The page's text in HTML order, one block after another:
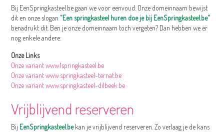
Bij EenSpringkasteel.be gaan we voor eenvoud. Onze domeinnaam bewijst
dit en onze slogan "Een springkasteel huren doe je bij EenSpringkasteel.be"
benadrukt dit. Ben je onze domeinnaam toch vergeten? Dan hebben we er
nog enkele andere:
Onze Links
Onze variant www.1springkasteel.be
Onze variant www.springkasteel-ternat.be
Onze variant www.springkasteel-dilbeek.be
Vrijblijvend reserveren
Bij EenSpringkasteel.bekan je vrijblijvend reserveren. Zo verlaag je de kans